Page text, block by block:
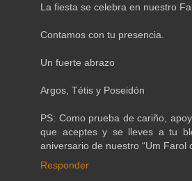
La fiesta se celebra en nuestro
Contamos con tu presencia.
Un fuerte abrazo
Argos, Tétis y Poseidón
PS: Como prueba de cariño,
que aceptes y se lleves a tu
aniversario de nuestro “Um Farol
Responder